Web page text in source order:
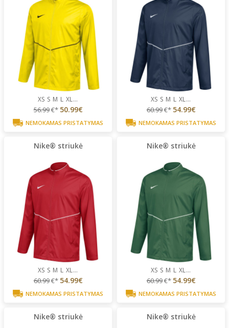
XS S M L XL...
56.99€* 50.99€
NEMOKAMAS PRISTATYMAS
XS S M L XL...
60.99€* 54.99€
NEMOKAMAS PRISTATYMAS
Nike® striukė
XS S M L XL...
60.99€* 54.99€
NEMOKAMAS PRISTATYMAS
Nike® striukė
XS S M L XL...
60.99€* 54.99€
NEMOKAMAS PRISTATYMAS
Nike® striukė Nike® striukė